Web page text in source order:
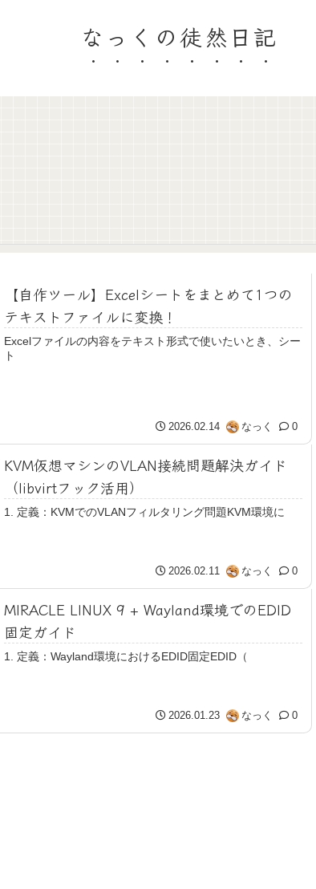
なっくの徒然日記
【自作ツール】Excelシートをまとめて1つの
テキストファイルに変換！
Excelファイルの内容をテキスト形式で使いたいとき、シー
ト
2026.02.14 なっく 0
KVM仮想マシンのVLAN接続問題解決ガイド
（libvirtフック活用）
1. 定義：KVMでのVLANフィルタリング問題KVM環境に
2026.02.11 なっく 0
MIRACLE LINUX 9 + Wayland環境でのEDID
固定ガイド
1. 定義：Wayland環境におけるEDID固定EDID（
2026.01.23 なっく 0